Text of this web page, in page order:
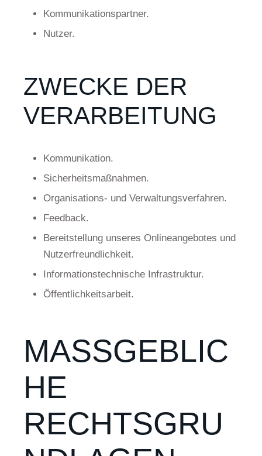
Kommunikationspartner.
Nutzer.
ZWECKE DER
VERARBEITUNG
Kommunikation.
Sicherheitsmaßnahmen.
Organisations- und Verwaltungsverfahren.
Feedback.
Bereitstellung unseres Onlineangebotes und
Nutzerfreundlichkeit.
Informationstechnische Infrastruktur.
Öffentlichkeitsarbeit.
MASSGEBLICH
E R
ECHTSGRUN